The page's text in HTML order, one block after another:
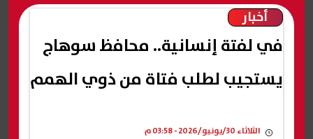
أخبار
في لفتة إنسانية.. محافظ سوهاج
يستجيب لطلب فتاة من ذوي الهمم
الثلاثاء 30/يونيو/2026 - 03:58 م